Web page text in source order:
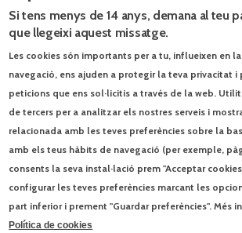
Si tens menys de 14 anys, demana al teu
que llegeixi aquest missatge.
Les cookies són importants per a tu, influeixen en
navegació, ens ajuden a protegir la teva privacitat
peticions que ens sol·licitis a través de la web.
de tercers per a analitzar els nostres serveis i
relacionada amb les teves preferències sobre la
amb els teus hàbits de navegació (per exemple,
consents la seva instal·lació prem "Acceptar
configurar les teves preferències marcant les
part inferior i prement "Guardar preferències". Més
Política de cookies